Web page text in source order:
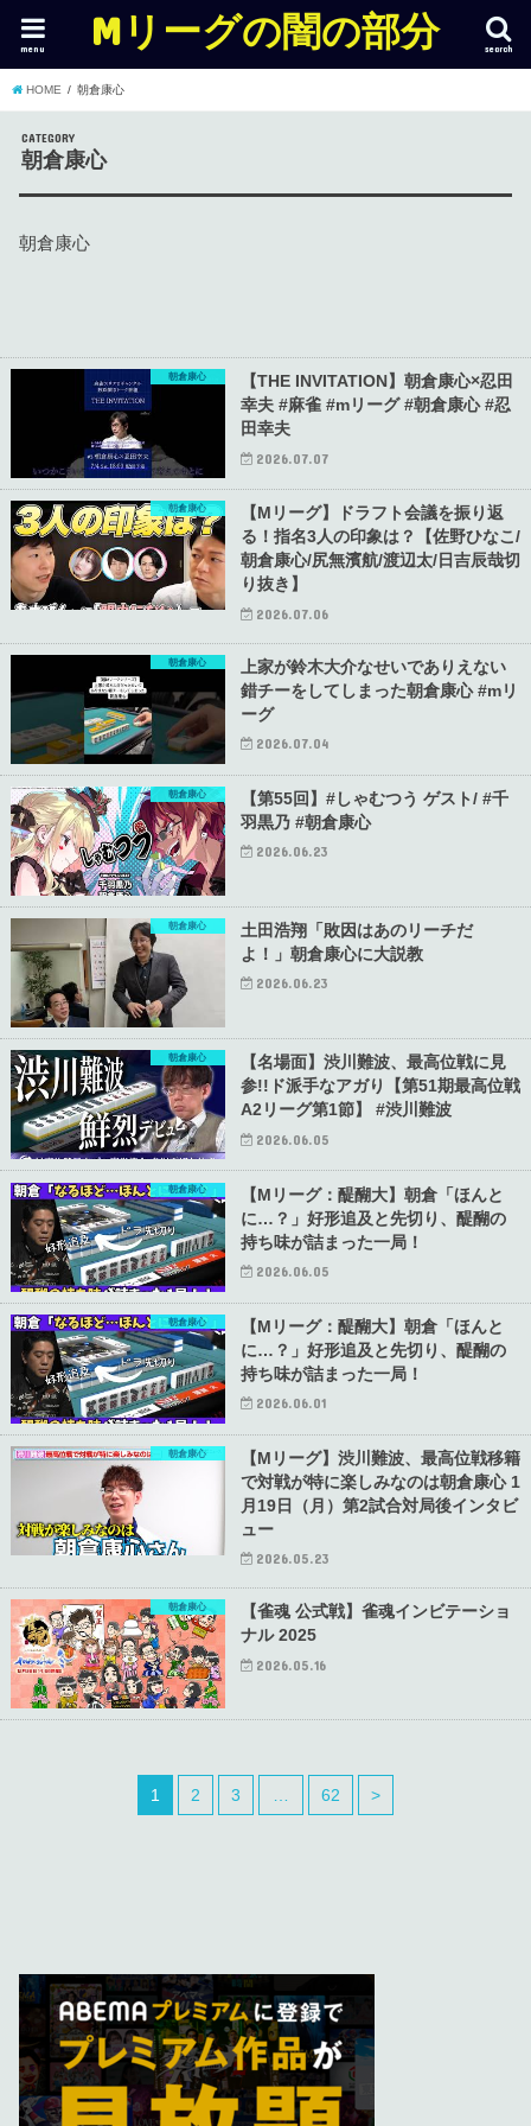
Mリーグの闇の部分 search
menu
HOME 朝倉康心
CATEGORY
朝倉康心
朝倉康心
朝倉康心
【THE INVITATION】朝倉康心×忍田
幸夫 #麻雀 #mリーグ #朝倉康心 #忍
田幸夫
2026.07.07
朝倉康心
【Mリーグ】ドラフト会議を振り返
る！指名3人の印象は？【佐野ひなこ/
朝倉康心/尻無濱航/渡辺太/日吉辰哉切
り抜き】
2026.07.06
朝倉康心
上家が鈴木大介なせいでありえない
錯チーをしてしまった朝倉康心 #mリ
ーグ
2026.07.04
朝倉康心
【第55回】#しゃむつう ゲスト/ #千
羽黒乃 #朝倉康心
2026.06.23
朝倉康心
土田浩翔「敗因はあのリーチだ
よ！」朝倉康心に大説教
2026.06.23
朝倉康心
【名場面】渋川難波、最高位戦に見
参!!ド派手なアガり【第51期最高位戦
A2リーグ第1節】 #渋川難波
2026.06.05
朝倉康心
【Mリーグ：醍醐大】朝倉「ほんと
に…？」好形追及と先切り、醍醐の
持ち味が詰まった一局！
2026.06.05
朝倉康心
【Mリーグ：醍醐大】朝倉「ほんと
に…？」好形追及と先切り、醍醐の
持ち味が詰まった一局！
2026.06.01
朝倉康心
【Mリーグ】渋川難波、最高位戦移籍
で対戦が特に楽しみなのは朝倉康心 1
月19日（月）第2試合対局後インタビ
ュー
2026.05.23
朝倉康心
【雀魂 公式戦】雀魂インビテーショ
ナル 2025
2026.05.16
1 2 3 62 >